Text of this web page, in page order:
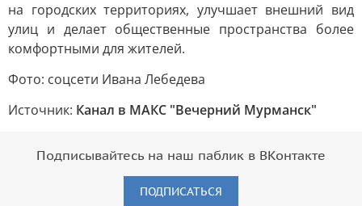
на городских территориях, улучшает внешний вид
улиц и делает общественные пространства более
комфортными для жителей.
Фото: соцсети Ивана Лебедева
Источник: Канал в МАКС "Вечерний Мурманск"
Подписывайтесь на наш паблик в ВКонтакте
ПОДПИСАТЬСЯ